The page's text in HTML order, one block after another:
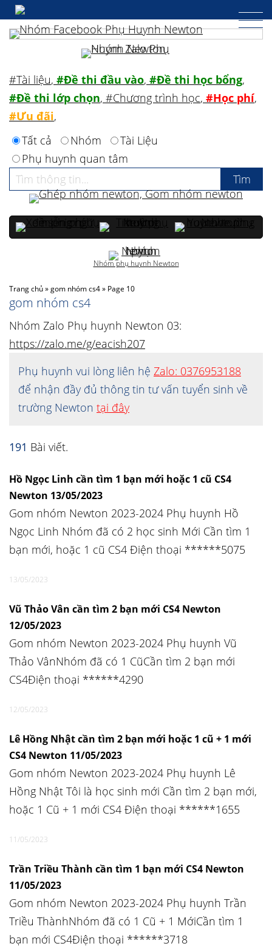
Trang chủ»gom nhóm cs4» Page 10
gom nhóm cs4
Nhóm Zalo Phụ huynh Newton 03:
https://zalo.me/g/eacish207
Phụ huynh vui lòng liên hệ Zalo: 0376953188
để nhận đầy đủ thông tin tư vấn tuyển sinh về
trường Newton tại đây
191 Bài viết.
Hồ Ngọc Linh cần tìm 1 bạn mới hoặc 1 cũ CS4
Newton 13/05/2023
Gom nhóm Newton 2023-2024 Phụ huynh Hồ
Ngọc Linh Nhóm đã có 2 học sinh Mới Cần tìm 1
bạn mới, hoặc 1 cũ CS4 Điện thoại ******5075
13/05/2023
Vũ Thảo Vân cần tìm 2 bạn mới CS4 Newton
12/05/2023
Gom nhóm Newton 2023-2024 Phụ huynh Vũ
Thảo VânNhóm đã có 1 CũCần tìm 2 bạn mới
CS4Điện thoại ******4290
12/05/2023
Lê Hồng Nhật cần tìm 2 bạn mới hoặc 1 cũ + 1 mới
CS4 Newton 11/05/2023
Gom nhóm Newton 2023-2024 Phụ huynh Lê
Hồng Nhật Tôi là học sinh mới Cần tìm 2 bạn mới,
hoặc 1 Cũ + 1 mới CS4 Điện thoại ******1655
11/05/2023
Trần Triều Thành cần tìm 1 bạn mới CS4 Newton
11/05/2023
Gom nhóm Newton 2023-2024 Phụ huynh Trần
Triều ThànhNhóm đã có 1 Cũ + 1 MớiCần tìm 1
bạn mới CS4Điện thoại ******3718
#Tài liệu, #Đề thi đầu vào, #Đề thi học bổng,
#Đề thi lớp chọn, #Chương trình học, #Học phí,
#Ưu đãi,
Tất cả
Nhóm
Tài Liệu
Phụ huynh quan tâm
Nhóm phụ huynh Newton